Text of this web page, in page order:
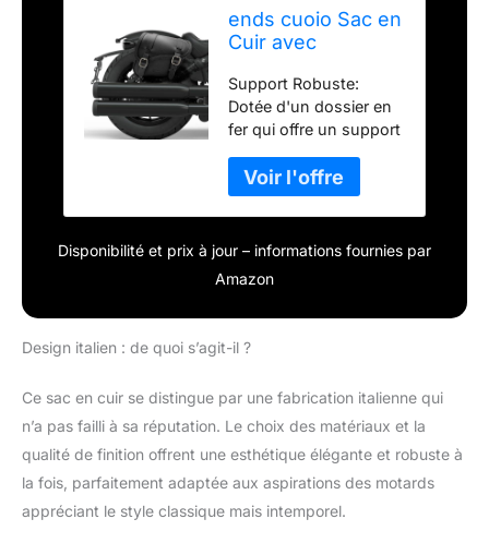
ends cuoio Sac en
Cuir avec
magnétiques
Rapides
Compatible avec
Les modèles de
Motos Indian
Scout Bobber
2018-2024, Scout
Rogue, Scout
Bobber Sixty,
Fabriqué en Italie
(Noir, Droite)
Support Robuste:
Dotée d'un dossier en
fer qui offre un support
condition de charge
maximale, assurant un
montage ajusté sur le
garde-boue pour tous
Bobber et Scout Rogue
Fermeture Innovant:
magnétiques
innovantes créent un
mécanisme unique et
intuitif, permettant une
manipulation sûre et
facile. Les éléments de
Disponibilité et prix à jour – informations fournies par
Amazon
Design italien : de quoi s’agit-il ?
Ce sac en cuir se distingue par une fabrication italienne qui
n’a pas failli à sa réputation. Le choix des matériaux et la
qualité de finition offrent une esthétique élégante et robuste à
la fois, parfaitement adaptée aux aspirations des motards
appréciant le style classique mais intemporel.